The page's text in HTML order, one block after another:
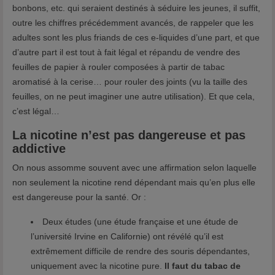
bonbons, etc. qui seraient destinés à séduire les jeunes, il suffit,
outre les chiffres précédemment avancés, de rappeler que les
adultes sont les plus friands de ces e-liquides d’une part, et que
d’autre part il est tout à fait légal et répandu de vendre des
feuilles de papier à rouler composées à partir de tabac
aromatisé à la cerise… pour rouler des joints (vu la taille des
feuilles, on ne peut imaginer une autre utilisation). Et que cela,
c’est légal…
La nicotine n’est pas dangereuse et pas
addictive
On nous assomme souvent avec une affirmation selon laquelle
non seulement la nicotine rend dépendant mais qu’en plus elle
est dangereuse pour la santé. Or :
Deux études (une étude française et une étude de
l’université Irvine en Californie) ont révélé qu’il est
extrêmement difficile de rendre des souris dépendantes,
uniquement avec la nicotine pure. Il faut du tabac de